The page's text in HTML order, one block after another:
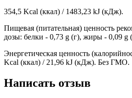
354,5 Kcal (ккал) / 1483,23 kJ (кДж).
Пищевая (питательная) ценность
дозы: белки - 0,73 g (г), жиры - 0,09 g
Энергетическая ценность
Kcal (ккал) / 21,96 kJ (кДж). Без ГМО.
Написать отзыв